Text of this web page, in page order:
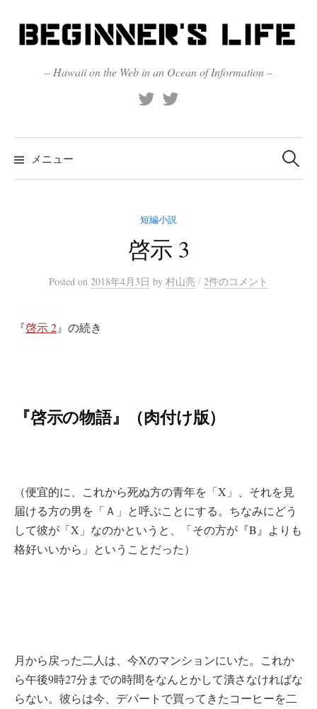
ン
テ
キ
ッ
プ
– Hawaii on the Web in an Ocean of Information –
メニュー
検
索:
短編小説
啓示 3
Posted on 2018年4月3日 by 村山亮 / 2件のコメント
『啓示 2』の続き
『啓示の物語』（肉付け版）
（便宜的に、これから死ぬ方の青年を「X」、それを見
届ける方の男を「Ａ」と呼ぶことにする。ちなみにどう
して彼が「X」なのかというと、「その方が『B』よりも
格好いいから」ということだった）
月から戻った二人は、今Xのマンションにいた。これか
ら午後9時27分までの時間をなんとかして潰さなければな
らない。彼らは今、デパートで買ってきたコーヒーを二